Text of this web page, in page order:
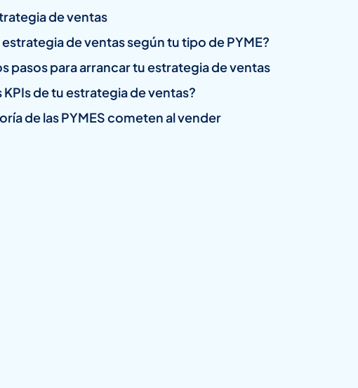
de ventas
de ventas según tu tipo de PYME?
pasos para arrancar tu estrategia de ventas
KPIs de tu estrategia de ventas?
de las PYMES cometen al vender